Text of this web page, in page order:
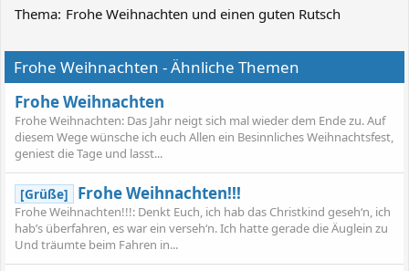
Thema: Frohe Weihnachten und einen guten Rutsch
Frohe Weihnachten - Ähnliche Themen
Frohe Weihnachten
Frohe Weihnachten: Das Jahr neigt sich mal wieder dem Ende zu. Auf
diesem Wege wünsche ich euch Allen ein Besinnliches Weihnachtsfest,
geniest die Tage und lasst...
[Grüße] Frohe Weihnachten!!!
Frohe Weihnachten!!!: Denkt Euch, ich hab das Christkind geseh‘n, ich
hab’s überfahren, es war ein verseh‘n. Ich hatte gerade die Äuglein zu
Und träumte beim Fahren in...